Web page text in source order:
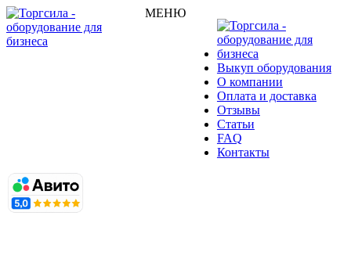
МЕНЮ
Выкуп оборудования
О компании
Оплата и доставка
Отзывы
Статьи
FAQ
Контакты